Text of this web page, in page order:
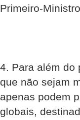
Primeiro-
4. Para além do
que não sejam
apenas podem
globais,